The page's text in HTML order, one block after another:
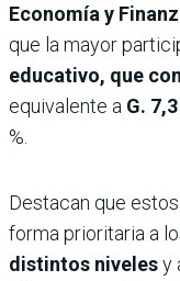
Economía y
que la mayor
educativo, que
equivalente a G.
%.
Destacan que
forma prioritaria a
distintos nivelesy